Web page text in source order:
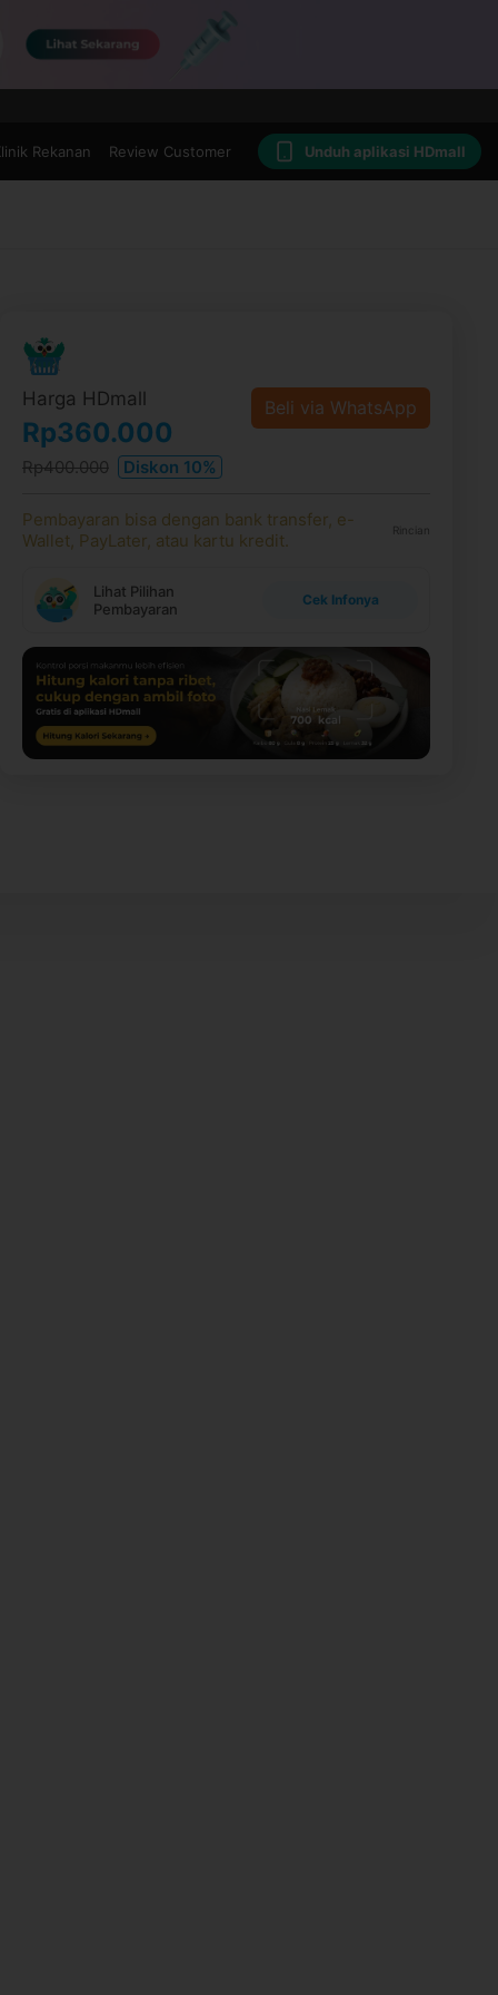
Rekanan Review Customer Unduh aplikasi HDmall
Harga HDmall
Rp360.000
Rp400.000 Diskon 10%
Beli via WhatsApp
Pembayaran bisa dengan bank transfer, e-
Wallet, PayLater, atau kartu kredit.
Rincian
Lihat Pilihan
Pembayaran
Cek Infonya